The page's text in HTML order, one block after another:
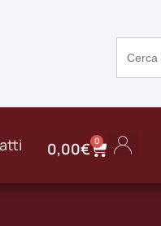
for:
0,00€ 0